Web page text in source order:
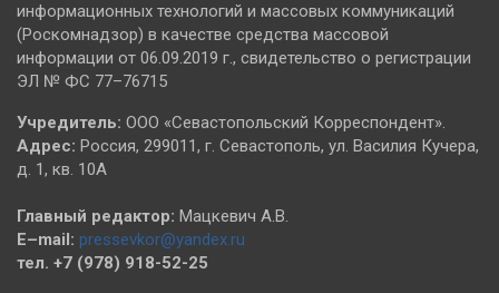
информационных технологий и массовых коммуникаций
(Роскомнадзор) в качестве средства массовой
информации от 06.09.2019 г., свидетельство о регистрации
ЭЛ № ФС 77–76715
Учредитель: ООО «Севастопольский Корреспондент».
Адрес: Россия, 299011, г. Севастополь, ул. Василия Кучера,
д. 1, кв. 10А
Главный редактор: Мацкевич А.В.
E–mail: pressevkor@yandex.ru
тел. +7 (978) 918-52-25